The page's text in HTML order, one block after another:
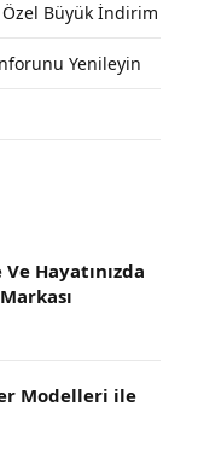
Büyük İndirim
Yenileyin
Hayatınızda
Modelleri ile